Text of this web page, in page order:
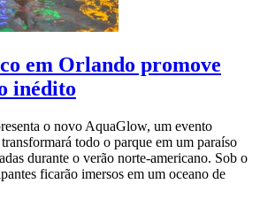
em Orlando promove
inédito
o novo AquaGlow, um evento
todo o parque em um paraíso
durante o verão norte-americano. Sob o
ficarão imersos em um oceano de